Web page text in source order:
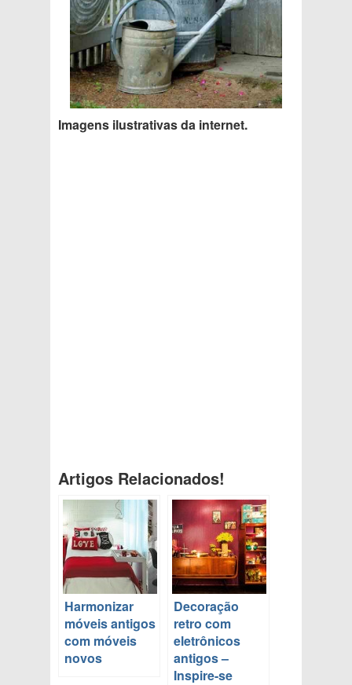
Imagens ilustrativas da internet.
Artigos Relacionados!
Harmonizar
móveis antigos
com móveis
novos
Decoração
retro com
eletrônicos
antigos –
Inspire-se